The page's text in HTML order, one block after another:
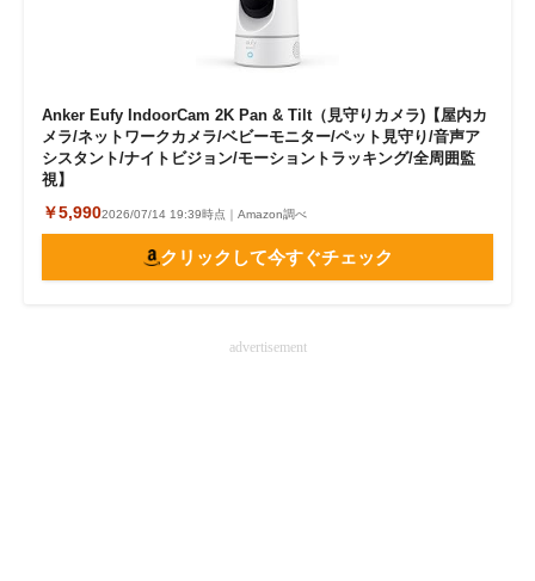
Anker Eufy IndoorCam 2K Pan & Tilt（見守りカメラ)【屋内カ
メラ/ネットワークカメラ/ベビーモニター/ペット見守り/音声ア
シスタント/ナイトビジョン/モーショントラッキング/全周囲監
視】
￥5,9902026/07/14 19:39時点｜Amazon調べ
クリックして今すぐチェック
advertisement